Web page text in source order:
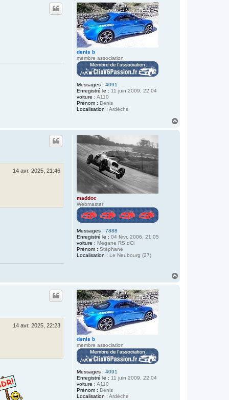
denis b
membre association
Messages : 4091
Enregistré le : 11 juin 2009, 22:04
voiture : A110
Prénom : Denis
Localisation : Ardèche
maddoc
Webmaster
Messages : 7888
Enregistré le : 04 févr. 2006, 21:05
voiture : Megane RS dCi
Prénom : Stéphane
Localisation : Le Neubourg (27)
14 avr. 2025, 21:46
denis b
membre association
Messages : 4091
Enregistré le : 11 juin 2009, 22:04
voiture : A110
Prénom : Denis
Localisation : Ardèche
14 avr. 2025, 22:23